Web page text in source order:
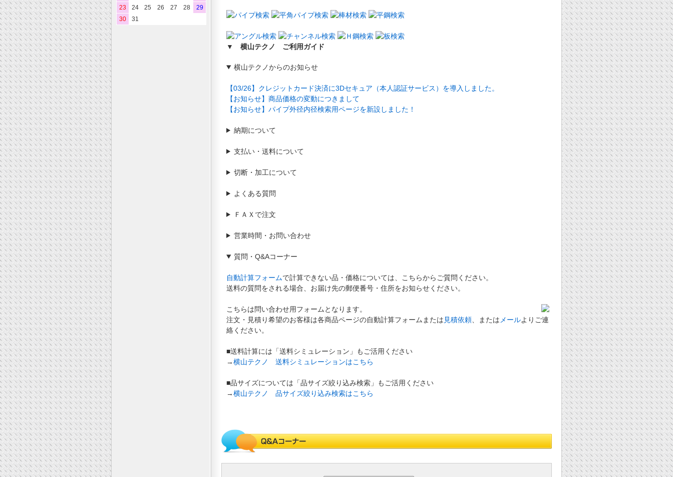
▼ 横山テクノ ご利用ガイド
横山テクノからのお知らせ
【03/26】クレジットカード決済に3Dセキュア（本人認証サービス）を導入しました。
【お知らせ】商品価格の変動につきまして
【お知らせ】パイプ外径内径検索用ページを新設しました！
納期について
支払い・送料について
切断・加工について
よくある質問
ＦＡＸで注文
営業時間・お問い合わせ
質問 ・Q&Aコーナー
自動計算フォームで計算できない品・価格については、こちらからご質問ください。
送料の質問をされる場合、お届け先の郵便番号・住所をお知らせください。
こちらは問い合わせ用フォームとなります。
注文・見積り希望のお客様は各商品ページの自動計算フォームまたは 見積依頼 、または メールよりご連
絡ください。
■送料計算には「送料シミュレーション」もご活用ください
→横山テクノ 送料シミュレーションはこちら
■品サイズについては「品サイズ絞り込み検索」もご活用ください
→横山テクノ 品サイズ絞り込み検索はこちら
23
24 25 26 27 28
29
30
31